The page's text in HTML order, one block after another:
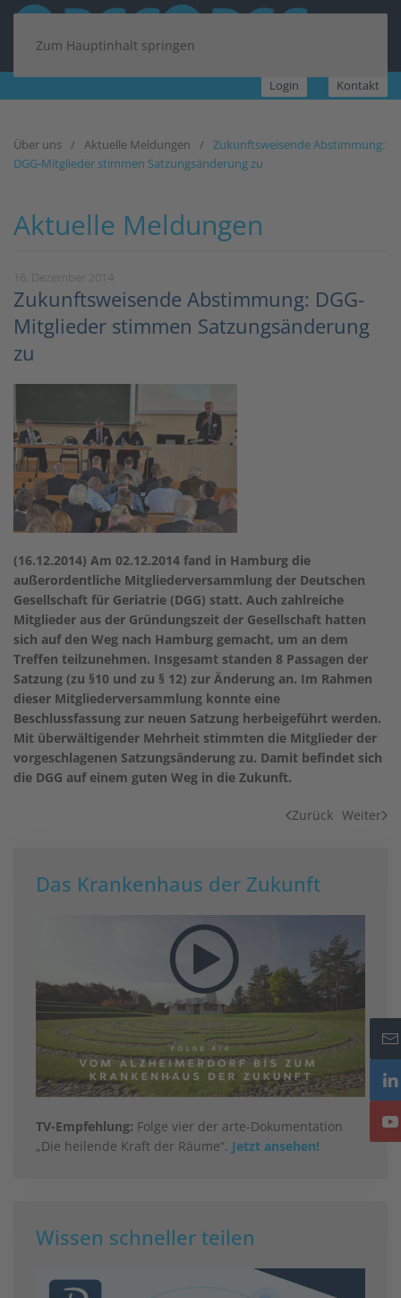
Zum Hauptinhalt springen
Login Kontakt
Über uns Aktuelle Meldungen
Zukunftsweisende Abstimmung:
DGG-Mitglieder stimmen Satzungsänderung zu
Aktuelle Meldungen
Zukunftsweisende Abstimmung: DGG-
Mitglieder stimmen Satzungsänderung
zu
(16.12.2014) Am 02.12.2014 fand in Hamburg die
außerordentliche Mitgliederversammlung der Deutschen
Gesellschaft für Geriatrie (DGG) statt. Auch zahlreiche
Mitglieder aus der Gründungszeit der Gesellschaft hatten
sich auf den Weg nach Hamburg gemacht, um an dem
Treffen teilzunehmen. Insgesamt standen 8 Passagen der
Satzung (zu §10 und zu § 12) zur Änderung an. Im Rahmen
dieser Mitgliederversammlung konnte eine
Beschlussfassung zur neuen Satzung herbeigeführt werden.
Mit überwältigender Mehrheit stimmten die Mitglieder der
vorgeschlagenen Satzungsänderung zu. Damit befindet sich
die DGG auf einem guten Weg in die Zukunft.
Zurück Weiter
Das Krankenhaus der Zukunft
TV-Empfehlung: Folge vier der arte-Dokumentation
„Die heilende Kraft der Räume“. Jetzt ansehen!
Wissen schneller teilen